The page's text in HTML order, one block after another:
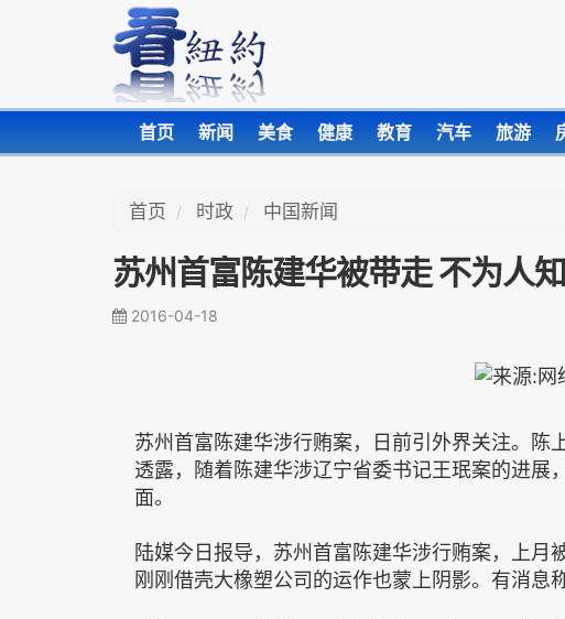
首页 新闻 美食 健康 教育 汽车 旅游
首页 时政 中国新闻
苏州首富陈建华被带走 不为人
2016-04-18
苏州首富陈建华涉行贿案，日前引外界关注。陈
透露，随着陈建华涉辽宁省委书记王珉案的进展
面。
陆媒今日报导，苏州首富陈建华涉行贿案，上月
刚刚借壳大橡塑公司的运作也蒙上阴影。有消息